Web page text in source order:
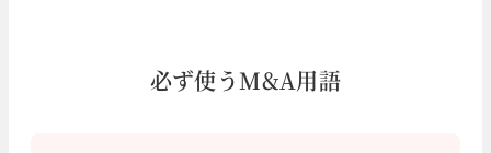
必ず使うM&A用語